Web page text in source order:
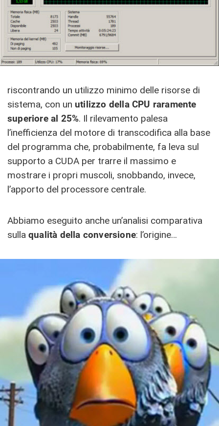
riscontrando un utilizzo minimo delle risorse di
sistema, con un utilizzo della CPU raramente
superiore al 25%. Il rilevamento palesa
l’inefficienza del motore di transcodifica alla base
del programma che, probabilmente, fa leva sul
supporto a CUDA per trarre il massimo e
mostrare i propri muscoli, snobbando, invece,
l’apporto del processore centrale.
Abbiamo eseguito anche un’analisi comparativa
sulla qualità della conversione: l’origine…